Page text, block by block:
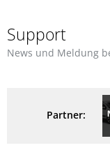
Support
News und Meldung
Partner: